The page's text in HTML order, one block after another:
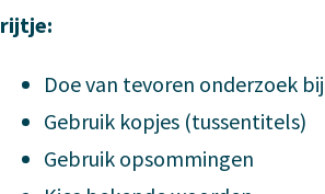
rijtje:
Doe van tevoren onderzoek
Gebruik kopjes (tussentitels)
Gebruik opsommingen